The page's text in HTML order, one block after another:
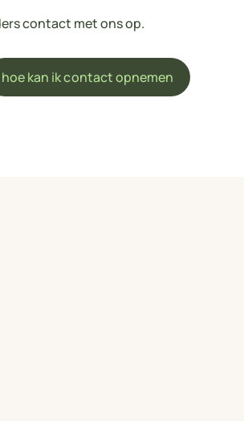
contact met ons op.
hoe kan ik contact opnemen